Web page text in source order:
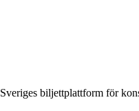
Sveriges biljettplattform för